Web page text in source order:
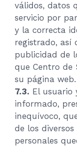
válidos, datos
servicio por
y la correcta
registrado, así
publicidad de
que Centro de
su página web.
7.3. El usuario
informado,
inequívoco,
de los
personales